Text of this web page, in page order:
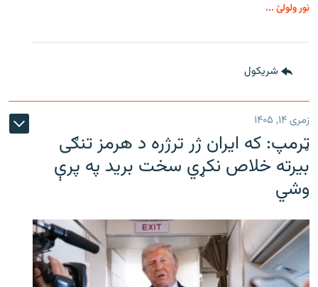
نور ولولئ ...
شريکول
زمری ۱۴, ۱۴۰۵
ټرمپ: که ایران ژر ترژره د هرمز تنګی
بیرته خلاص نکړي سخت برید په پرې
وشي